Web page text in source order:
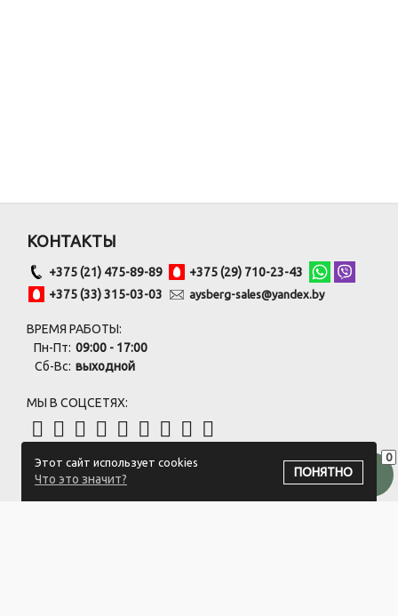
0
Этот сайт использует cookies
Что это значит?
ПОНЯТНО
КОНТАКТЫ
+375 (21) 475-89-89
+375 (29) 710-23-43
+375 (33) 315-03-03
aysberg-sales@yandex.by
ВРЕМЯ РАБОТЫ:
Пн-Пт: 09:00 - 17:00
Сб-Вс: выходной
МЫ В СОЦСЕТЯХ:
ПОДПИСАТЬСЯ НА РАССЫЛКУ